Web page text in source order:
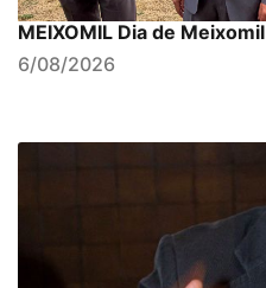
MEIXOMIL Dia de Meixomil
6/08/2026